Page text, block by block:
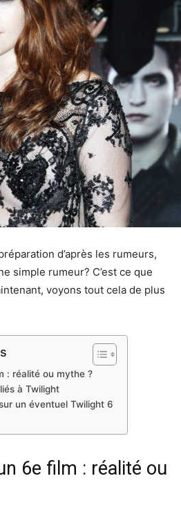
d’après les rumeurs,
simple rumeur? C’est ce que
voyons tout cela de plus
: réalité ou mythe ?
à Twilight
un éventuel Twilight 6
6e film : réalité ou